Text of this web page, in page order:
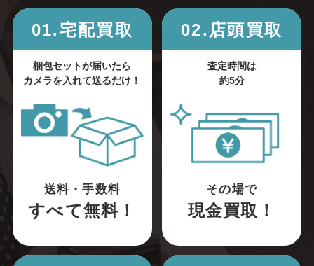
01.宅配買取
梱包セットが届いたら
カメラを入れて送るだけ！
送料・手数料
すべて無料！
02.店頭買取
査定時間は
約5分
その場で
現金買取！